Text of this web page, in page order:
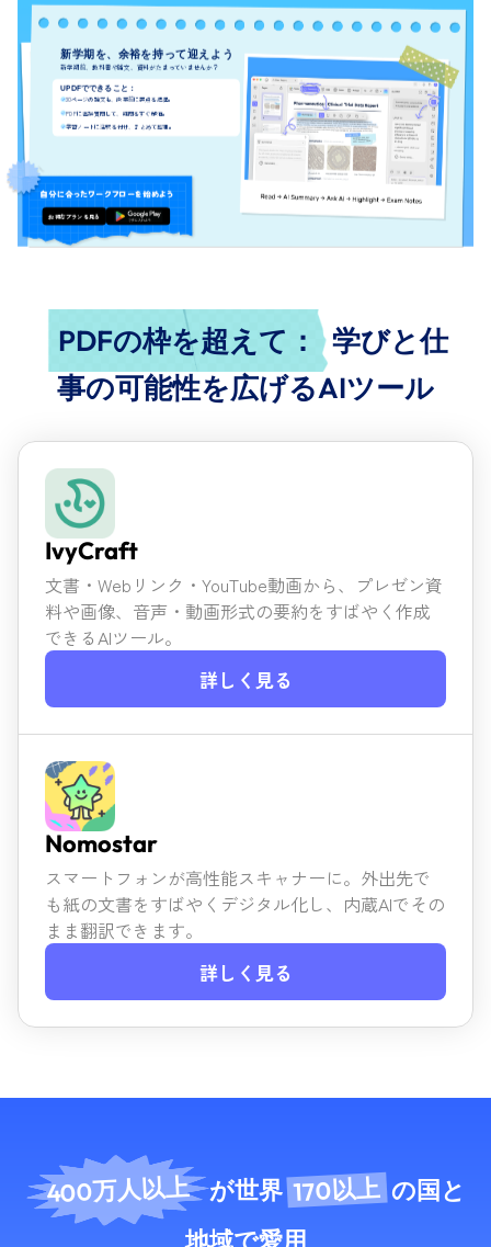
新学期を、余裕を持って迎えよう
新学期前、教科書や論文、資料がたまっていませんか？
UPDFでできること：
30ページの論文も、授業前に要点を把握。
PDFに直接質問して、疑問をすぐ解消。
学習ノートに注釈を付け、まとめて整理。
自分に合ったワークフローを始めよう
お得なプランを見る 無料ダウンロード
PDFの枠を超えて：
学びと仕
事の可能性を広げるAIツール
IvyCraft
文書・Webリンク・YouTube動画から、プレゼン資
料や画像、 音声・動画形式の要約をすばやく作成
できるAIツール。
詳しく見る
Nomostar
スマートフォンが高性能スキャナーに。外出先で
も紙の文書をすばやくデジタル化し、内蔵AIでその
まま翻訳できます。
詳しく見る
400万人以上 が世界 170以上 の国と
地域で愛用